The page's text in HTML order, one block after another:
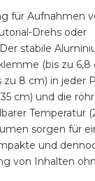
für Aufnahmen
Drehs oder
stabile
(bis zu 6,8
8 cm) in jeder
cm) und die
Temperatur
sorgen für
und
von Inhalten